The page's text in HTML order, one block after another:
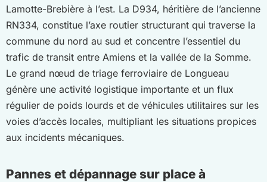
Lamotte-Brebière à l’est. La D934, héritière de l’ancienne
RN334, constitue l’axe routier structurant qui traverse la
commune du nord au sud et concentre l’essentiel du
trafic de transit entre Amiens et la vallée de la Somme.
Le grand nœud de triage ferroviaire de Longueau
génère une activité logistique importante et un flux
régulier de poids lourds et de véhicules utilitaires sur les
voies d’accès locales, multipliant les situations propices
aux incidents mécaniques.
Pannes et dépannage sur place à